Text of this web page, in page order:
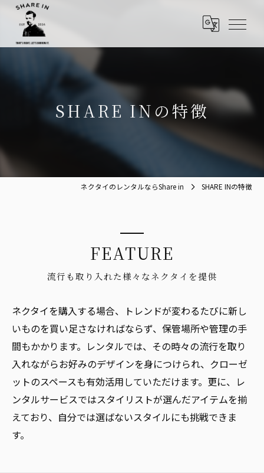
SHARE INの特徴
ネクタイのレンタルならShare in SHARE INの特徴
流行も取り入れた様々なネクタイを提供
FEATURE
ネクタイを購入する場合、トレンドが変わるたびに新し
いものを買い足さなければならず、保管場所や管理の手
間もかかります。レンタルでは、その時々の流行を取り
入れながらお好みのデザインを身につけられ、クローゼ
ットのスペースも有効活用していただけます。更に、レ
ンタルサービスではスタイリストが選んだアイテムを揃
えており、自分では選ばないスタイルにも挑戦できま
す。